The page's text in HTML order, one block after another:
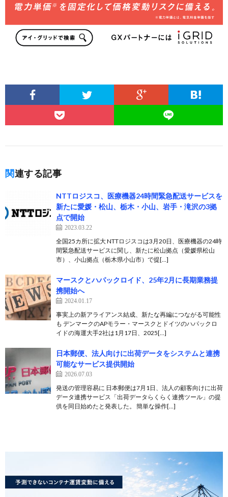
関連する記事
NTTロジスコ、医療機器24時間緊急配送サービスを
新たに愛媛・松山、栃木・小山、岩手・滝沢の3拠
点で開始
2023.03.22
全国25カ所に拡大 NTTロジスコは3月20日、医療機器の24時
間緊急配送サービスに関し、新たに松山拠点（愛媛県松山
市）、小山拠点（栃木県小山市）で提[…]
マースクとハパックロイド、25年2月に長期業務提
携開始へ
2024.01.17
事実上の新アライアンス結成、新たな再編につながる可能性
も デンマークのAPモラー・マースクとドイツのハパックロ
イドの海運大手2社は1月17日、2025[…]
日本郵便、法人向けに出荷データをシステムと連携
可能なサービス提供開始
2026.07.03
発送の管理容易に 日本郵便は7月1日、法人の顧客向けに出荷
データ連携サービス「出荷データらくらく連携ツール」の提
供を同日始めたと発表した。 簡単な操作[…]